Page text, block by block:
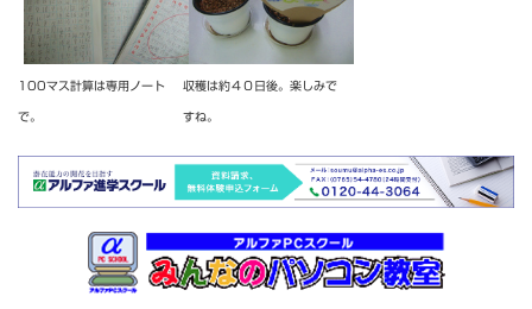
100マス計算は専用ノート
で。
収穫は約４０日後。楽しみで
すね。